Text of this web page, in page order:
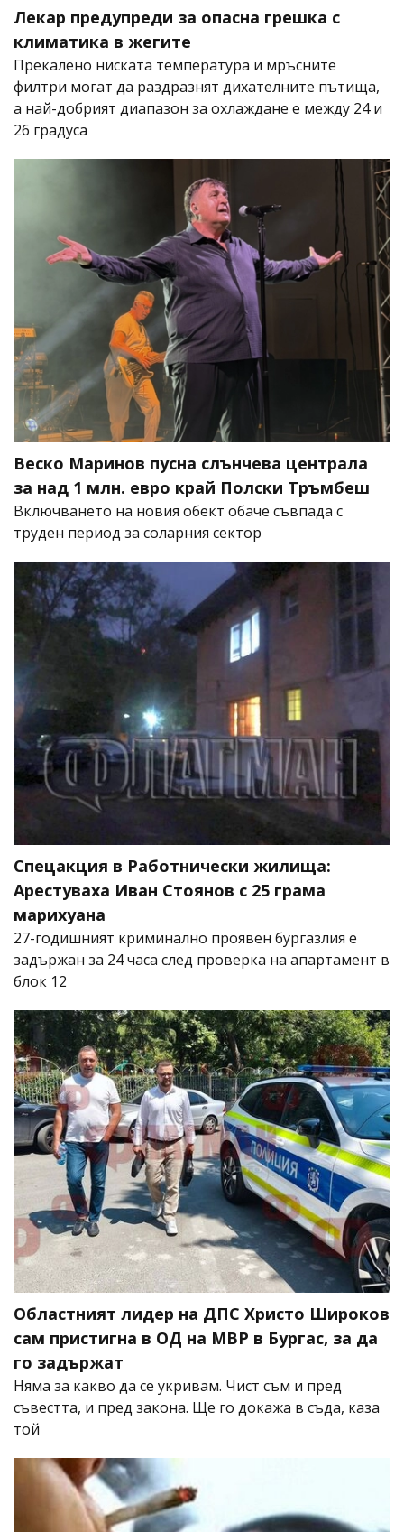
Лекар предупреди за опасна грешка с
климатика в жегите
Прекалено ниската температура и мръсните
филтри могат да раздразнят дихателните пътища,
а най-добрият диапазон за охлаждане е между 24 и
26 градуса
Веско Маринов пусна слънчева централа
за над 1 млн. евро край Полски Тръмбеш
Включването на новия обект обаче съвпада с
труден период за соларния сектор
Спецакция в Работнически жилища:
Арестуваха Иван Стоянов с 25 грама
марихуана
27-годишният криминално проявен бургазлия е
задържан за 24 часа след проверка на апартамент в
блок 12
Областният лидер на ДПС Христо Широков
сам пристигна в ОД на МВР в Бургас, за да
го задържат
Няма за какво да се укривам. Чист съм и пред
съвестта, и пред закона. Ще го докажа в съда, каза
той